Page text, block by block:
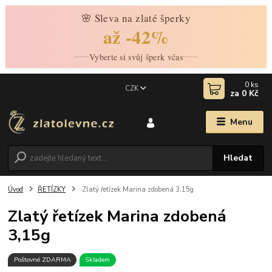
🌸 Sleva na zlaté šperky
až -42%
Vyberte si svůj šperk včas
Menu
CZK
Hledat
0 ks
za 0 Kč
Úvod ŘETÍZKY Zlatý řetízek Marina zdobená 3,15g
Zlatý řetízek Marina zdobená
3,15g
Poštovné ZDARMA Skladem